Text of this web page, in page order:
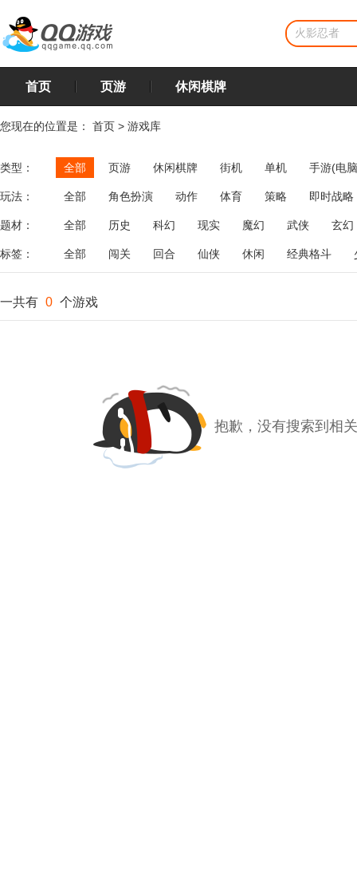
首页 页游 休闲棋牌
您现在的位置是： 首页 > 游戏库
类型： 全部 页游 休闲棋牌 街机 单机 手游(电
玩法： 全部 角色扮演 动作 体育 策略
即时战略
飞行
恋爱 第三人称射击 棋类 牌类 麻将
题材： 全部 历史 科幻 现实 魔幻 武侠 玄幻
标签： 全部 闯关 回合 仙侠 休闲 经典格斗
一共有 0 个游戏
抱歉，没有搜索到相